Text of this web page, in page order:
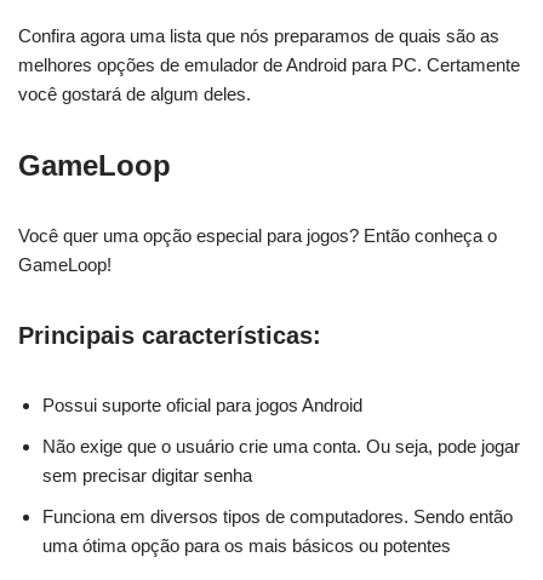
Confira agora uma lista que nós preparamos de quais são as
melhores opções de emulador de Android para PC. Certamente
você gostará de algum deles.
GameLoop
Você quer uma opção especial para jogos? Então conheça o
GameLoop!
Principais características:
Possui suporte oficial para jogos Android
Não exige que o usuário crie uma conta. Ou seja, pode jogar
sem precisar digitar senha
Funciona em diversos tipos de computadores. Sendo então
uma ótima opção para os mais básicos ou potentes